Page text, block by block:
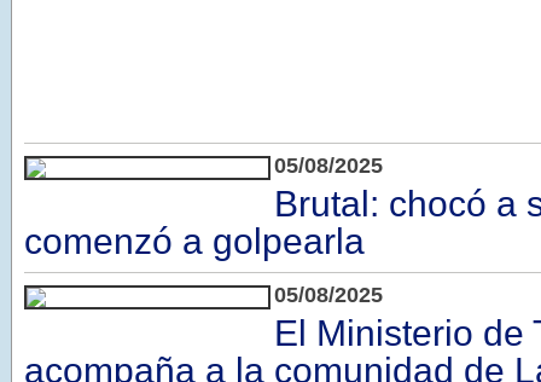
05/08/2025
Brutal: chocó a
comenzó a golpearla
05/08/2025
El Ministerio de
acompaña a la comunidad de